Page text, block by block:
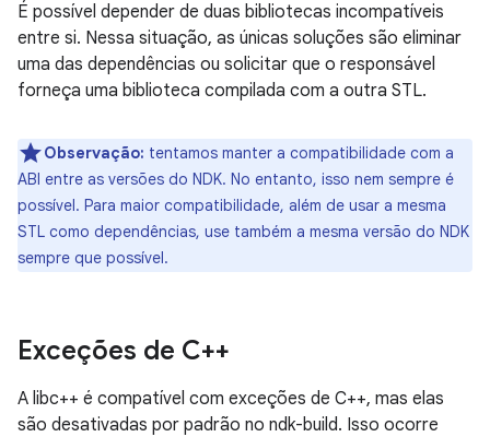
É possível depender de duas bibliotecas incompatíveis
entre si. Nessa situação, as únicas soluções são eliminar
uma das dependências ou solicitar que o responsável
forneça uma biblioteca compilada com a outra STL.
Observação: tentamos manter a compatibilidade com a
ABI entre as versões do NDK. No entanto, isso nem sempre é
possível. Para maior compatibilidade, além de usar a mesma
STL como dependências, use também a mesma versão do NDK
sempre que possível.
Exceções de C++
A libc++ é compatível com exceções de C++, mas elas
são desativadas por padrão no ndk-build. Isso ocorre